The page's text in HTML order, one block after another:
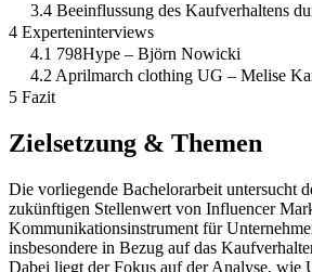
3.4 Beeinflussung des Kaufverhaltens
4 Experteninterviews
4.1 798Hype – Björn Nowicki
4.2 Aprilmarch clothing UG – Melise
5 Fazit
Zielsetzung & Themen
Die vorliegende Bachelorarbeit untersucht
zukünftigen Stellenwert von Influencer
Kommunikationsinstrument für
insbesondere in Bezug auf das
Dabei liegt der Fokus auf der Analyse, wie